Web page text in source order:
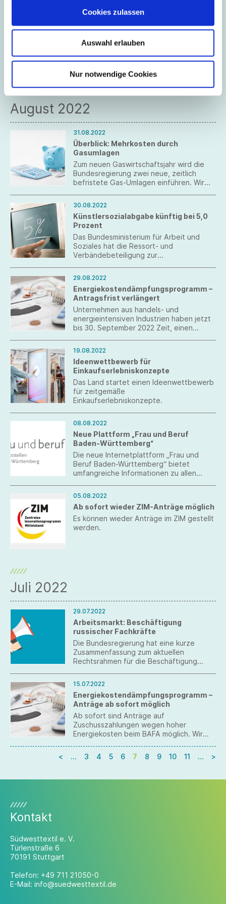
Cookies zulassen
Auswahl erlauben
Nur notwendige Cookies
Restrukturierungsplanungen sowie die
Insolvenzantragstellung wegen
Überschuldung.
EU-Kommission: Erste Ausschreibung
des neuen Förderprogramms
Innowwide ist ein neues Förderprogramm
der EU-Kommission unter der European
August 2022
31.08.2022
Überblick: Mehrkosten durch
Gasumlagen
Zum neuen Gaswirtschaftsjahr wird die
Bundesregierung zwei neue, zeitlich
befristete Gas-Umlagen einführen. Wir
zukommen.
30.08.2022
Künstlersozialabgabe künftig bei 5,0
Prozent
Das Bundesministerium für Arbeit und
Soziales hat die Ressort- und
Verbändebeteiligung zur
29.08.2022
Energiekostendämpfungsprogramm –
Antragsfrist verlängert
Unternehmen aus handels- und
energieintensiven Industrien haben jetzt
bis 30. September 2022 Zeit, einen
19.08.2022
Ideenwettbewerb für
Einkaufserlebniskonzepte
Das Land startet einen Ideenwettbewerb
für zeitgemäße
Einkaufserlebniskonzepte.
08.08.2022
Neue Plattform „Frau und Beruf
Baden-Württemberg“
Die neue Internetplattform „Frau und
Beruf Baden-Württemberg“ bietet
umfangreiche Informationen zu allen
05.08.2022
Ab sofort wieder ZIM-Anträge möglich
Es können wieder Anträge im ZIM gestellt
werden.
Juli 2022
29.07.2022
Arbeitsmarkt: Beschäftigung
russischer Fachkräfte
Die Bundesregierung hat eine kurze
Zusammenfassung zum aktuellen
Rechtsrahmen für die Beschäftigung
15.07.2022
Energiekostendämpfungsprogramm –
Anträge ab sofort möglich
Ab sofort sind Anträge auf
Zuschusszahlungen wegen hoher
Energiekosten beim BAFA möglich. Wir
Antragsverfahren und seinen
Voraussetzungen.
< … 3 4 5 6 7 8 9 10 11 … >
Kontakt
Südwesttextil e. V.
Türlenstraße 6
70191 Stuttgart
Telefon: +49 711 21050-0
E-Mail: info@suedwesttextil.de